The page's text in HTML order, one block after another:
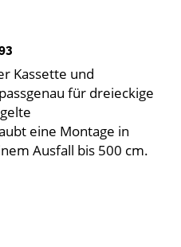
Kassette und
für dreieckige
eine Montage in
Ausfall bis 500 cm.